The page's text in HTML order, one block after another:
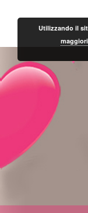
Utilizzando il